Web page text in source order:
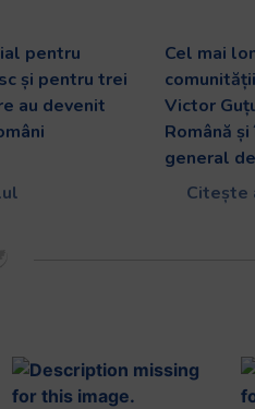
pentru
și pentru trei
au devenit
Cel mai
Victor
Română
general
Citește